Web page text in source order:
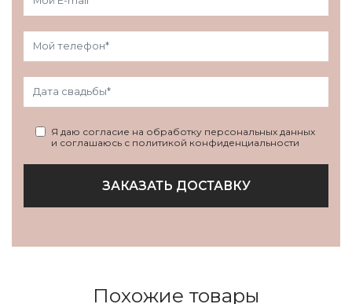
Я даю согласие на обработку персональных данных
и соглашаюсь с политикой конфиденциальности
ЗАКАЗАТЬ ДОСТАВКУ
Похожие товары